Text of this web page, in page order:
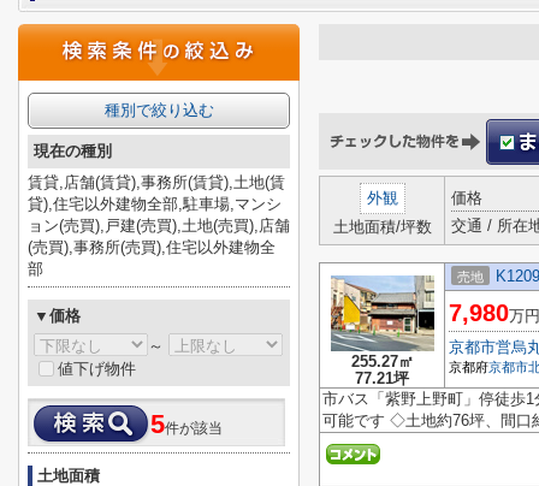
外観
土地面積/坪数
価格
交通 / 所在
255.27㎡
77.21坪
売地
7,980万円
京都市営烏
京都府京都市
市バス「紫野上野町」停徒歩
可能です ◇土地約76坪、間
種別で絞り込む
現在の種別
賃貸,店舗(賃貸),事務所(賃貸),土地(賃
貸),住宅以外建物全部,駐車場,マンシ
ョン(売買),戸建(売買),土地(売買),店舗
(売買),事務所(売買),住宅以外建物全
部
▼価格
～
値下げ物件
5件が該当
土地面積